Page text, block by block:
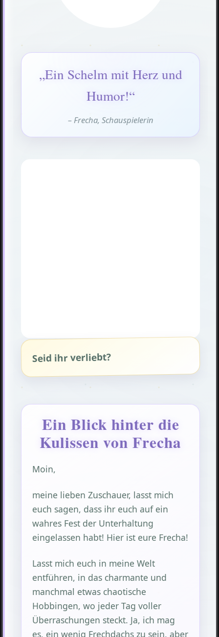
„Ein Schelm mit Herz und
Humor!“
– Frecha, Schauspielerin
Seid ihr verliebt?
Ein Blick hinter die
Kulissen von Frecha
Moin,
meine lieben Zuschauer, lasst mich
euch sagen, dass ihr euch auf ein
wahres Fest der Unterhaltung
eingelassen habt! Hier ist eure Frecha!
Lasst mich euch in meine Welt
entführen, in das charmante und
manchmal etwas chaotische
Hobbingen, wo jeder Tag voller
Überraschungen steckt. Ja, ich mag
es, ein wenig Frechdachs zu sein, aber